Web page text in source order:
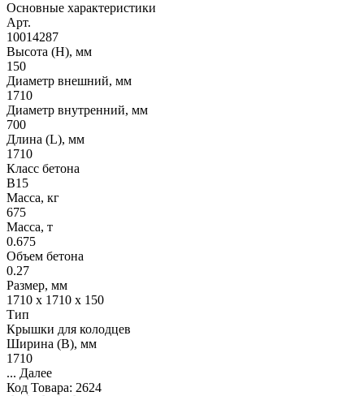
Основные характеристики
Арт.
10014287
Высота (H), мм
150
Диаметр внешний, мм
1710
Диаметр внутренний, мм
700
Длина (L), мм
1710
Класс бетона
B15
Масса, кг
675
Масса, т
0.675
Объем бетона
0.27
Размер, мм
1710 x 1710 x 150
Тип
Крышки для колодцев
Ширина (B), мм
1710
... Далее
Код Товара: 2624